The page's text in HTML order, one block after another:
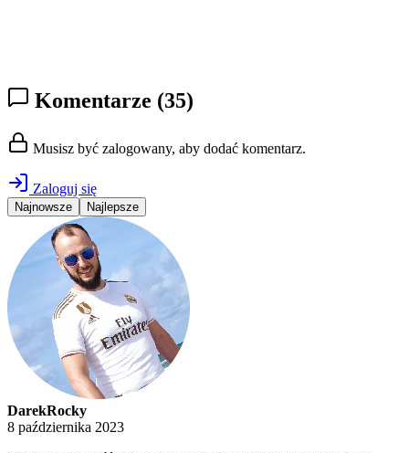
Komentarze (35)
Musisz być zalogowany, aby dodać komentarz.
Zaloguj się
Najnowsze Najlepsze
DarekRocky
8 października 2023